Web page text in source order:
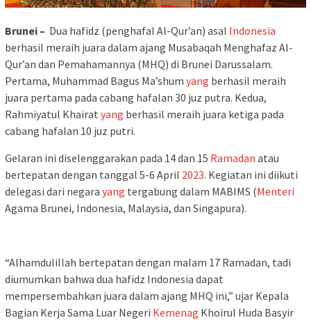
Brunei – Dua hafidz (penghafal Al-Qur’an) asal Indonesia
berhasil meraih juara dalam ajang Musabaqah Menghafaz Al-
Qur’an dan Pemahamannya (MHQ) di Brunei Darussalam.
Pertama, Muhammad Bagus Ma’shum yang berhasil meraih
juara pertama pada cabang hafalan 30 juz putra. Kedua,
Rahmiyatul Khairat yang berhasil meraih juara ketiga pada
cabang hafalan 10 juz putri.
Gelaran ini diselenggarakan pada 14 dan 15 Ramadan atau
bertepatan dengan tanggal 5-6 April 2023. Kegiatan ini diikuti
delegasi dari negara yang tergabung dalam MABIMS (Menteri
Agama Brunei, Indonesia, Malaysia, dan Singapura).
“Alhamdulillah bertepatan dengan malam 17 Ramadan, tadi
diumumkan bahwa dua hafidz Indonesia dapat
mempersembahkan juara dalam ajang MHQ ini,” ujar Kepala
Bagian Kerja Sama Luar Negeri Kemenag Khoirul Huda Basyir